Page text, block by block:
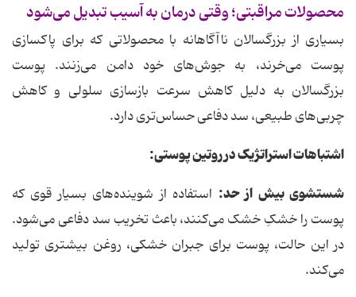
محصولات مراقبتی؛ وقتی درمان به آسیب تبدیل می‌شود
بسیاری از بزرگسالان ناآگاهانه با محصولاتی که برای پاکسازی
پوست می‌خرند، به جوش‌های خود دامن می‌زنند. پوست
بزرگسالان به دلیل کاهش سرعت بازسازی سلولی و کاهش
چربی‌های طبیعی، سد دفاعی حساس‌تری دارد.
اشتباهات استراتژیک در روتین پوستی:
شستشوی بیش از حد: استفاده از شوینده‌های بسیار قوی که
پوست را خشکِ خشک می‌کنند، باعث تخریب سد دفاعی می‌شود.
در این حالت، پوست برای جبران خشکی، روغن بیشتری تولید
می‌کند.